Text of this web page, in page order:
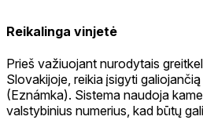
Reikalinga vinjetė
Prieš važiuojant nurodytais
Slovakijoje, reikia įsigyti
(Eznámka). Sistema naudoja
valstybinius numerius, kad būtų